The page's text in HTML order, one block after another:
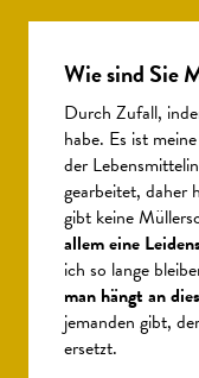
Wie sind Sie
Durch Zufall,
habe. Es ist
der
gearbeitet, daher
gibt keine
allem eine
ich so lange
man hängt an
jemanden gibt,
ersetzt.